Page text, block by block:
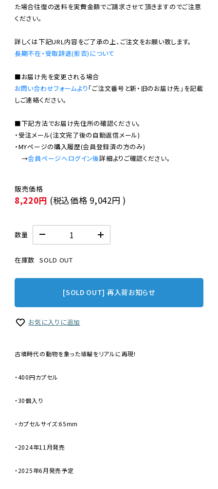
た場合往復の送料を実費金額でご請求させて頂きますのでご注意
ください。
長期不在・受取辞退(拒否)について
お問い合わせフォームより 「ご注文番号と新・旧のお届け先」を記載
しご連絡ください。
■下記方法でお届け先住所の確認ください。
・受注メール(注文完了後の自動返信メール)
・MYページの購入履歴(会員登録済の方のみ)
→会員ページへログイン後
8,220円 (税込価格 9,042円 )
数量
在庫数 SOLD OUT
[SOLD OUT] 再入荷お知らせ
お気に入りに追加
古墳時代の動物を象った埴輪をリアルに再現!
・400円カプセル
・30個入り
・カプセルサイズ:65mm
・2024年11月発売
・2025年6月発売予定